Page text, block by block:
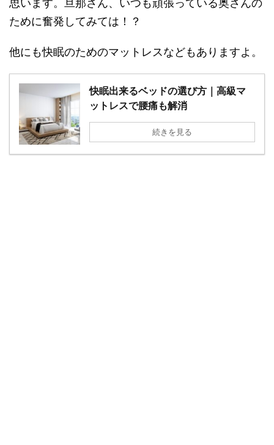
思います。旦那さん、いつも頑張っている奥さんの
ために奮発してみては！？
他にも快眠のためのマットレスなどもありますよ。
快眠出来るベッドの選び方｜高級マ
ットレスで腰痛も解消
続きを見る